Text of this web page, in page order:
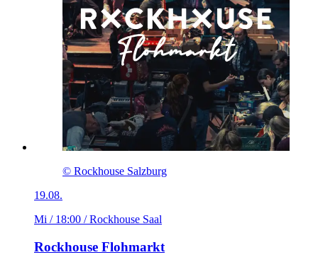
© Rockhouse Salzburg
19.08.
Mi / 18:00 / Rockhouse Saal
Rockhouse Flohmarkt